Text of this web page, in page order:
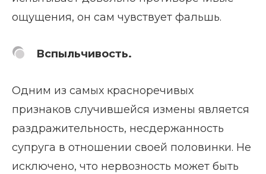
ощущения, он сам чувствует фальшь.
Вспыльчивость.
Одним из самых красноречивых
признаков случившейся измены является
раздражительность, несдержанность
супруга в отношении своей половинки. Не
исключено, что нервозность может быть